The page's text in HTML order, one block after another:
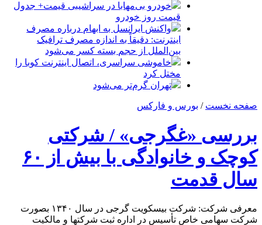
خودرو بی‌مهابا در سراشیبی قیمت+ جدول
قیمت روز خودرو
واکنش ایرانسل به ابهام درباره مصرف
اینترنت: دقیقاً به اندازه مصرف ترافیک
بین‌الملل از حجم بسته کسر می‌شود
خاموشی سراسری، اتصال اینترنت کوبا را
مختل کرد
تهران گرم‌تر می‌شود
صفحه نخست / بورس و فارکس
بررسی «غگرجی» / شرکتی
کوچک و خانوادگی با بیش از ۶۰
سال قدمت
معرفی شرکت: شرکت بیسکویت گرجی در سال ۱۳۴۰ بصورت
شرکت سهامی خاص تأسیس در اداره ثبت شرکتها و مالکیت